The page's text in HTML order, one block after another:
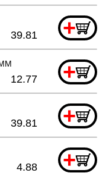
+
39.81
+
12.77
+
39.81
+
4.88